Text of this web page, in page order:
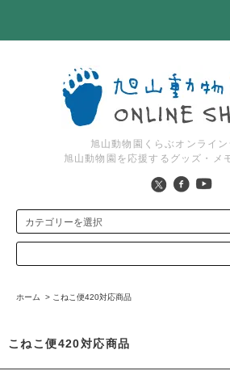
旭山動物園くらぶオンライ
旭山動物園を応援するグッズ・メ
ホーム > こねこ便420対応商品
こねこ便420対応商品